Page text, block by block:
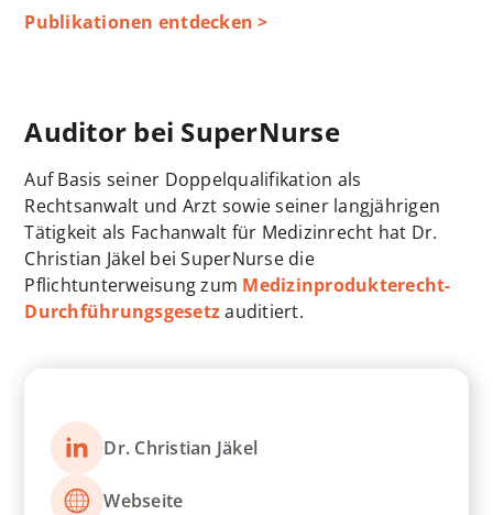
Dr. Christian Jäkel
Webseite
Publikationen entdecken >
Auditor bei SuperNurse
Auf Basis seiner Doppelqualifikation als
Rechtsanwalt und Arzt sowie seiner langjährigen
Tätigkeit als Fachanwalt für Medizinrecht hat Dr.
Christian Jäkel bei SuperNurse die
Pflichtunterweisung zum Medizinprodukterecht-
Durchführungsgesetzauditiert.